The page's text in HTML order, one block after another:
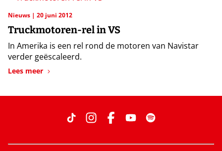
Nieuws 20 juni 2012
Truckmotoren-rel in VS
In Amerika is een rel rond de motoren van Navistar
verder geëscaleerd.
Lees meer